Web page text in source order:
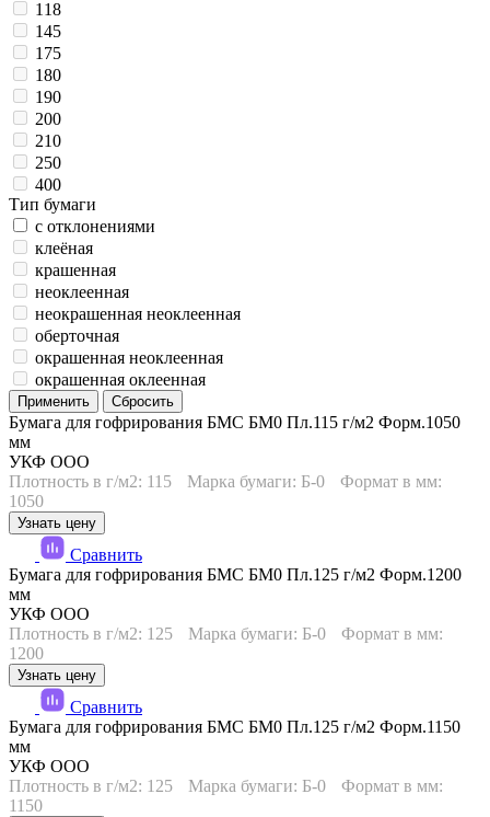
118
145
175
180
190
200
210
250
400
Тип бумаги
с отклонениями
клеёная
крашенная
неоклеенная
неокрашенная неоклеенная
оберточная
окрашенная неоклеенная
окрашенная оклеенная
Бумага для гофрирования БМС БМ0 Пл.115 г/м2 Форм.1050
мм
УКФ ООО
Плотность в г/м2: 115
Марка бумаги: Б-0
Формат в мм:
1050
Узнать цену
Сравнить
Бумага для гофрирования БМС БМ0 Пл.125 г/м2 Форм.1200
мм
УКФ ООО
Плотность в г/м2: 125
Марка бумаги: Б-0
Формат в мм:
1200
Узнать цену
Сравнить
Бумага для гофрирования БМС БМ0 Пл.125 г/м2 Форм.1150
мм
УКФ ООО
Плотность в г/м2: 125
Марка бумаги: Б-0
Формат в мм:
1150